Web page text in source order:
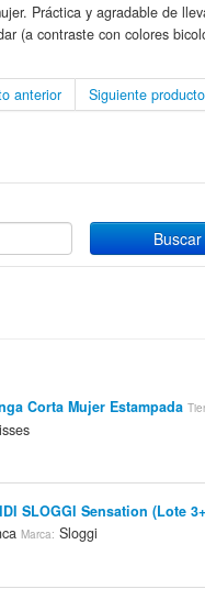
Práctica y agradable de
(a contraste con colores
anterior Siguiente
Corta Mujer Estampada
SLOGGI Sensation (Lote
Marca: Sloggi